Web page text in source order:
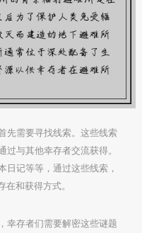
先需要寻找线索。这些线索
与其他幸存者交流获得。
日记等等，通过这些线索，
和获得方式。
幸存者们需要解密这些谜题